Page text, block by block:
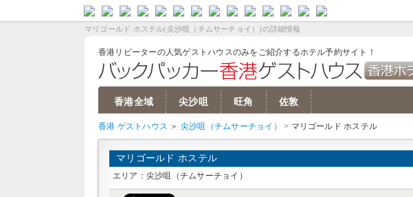
マリゴールド ホステル(尖沙咀（チムサーチョイ）)の詳細情報
香港リピーターの人気ゲストハウスのみをご紹介するホテル予約サイト！
香港全域 尖沙咀 旺角 佐敦
香港 ゲストハウス ＞ 尖沙咀（チムサーチョイ） > マリゴールド ホステル
マリゴールド ホステル
エリア：尖沙咀（チムサーチョイ）
バーツ 両替
バンコク ホテル
パタヤ ホテル
バンコクリピーターブログ
バンコク ゲストハウス/安宿
ソウル ゲストハウス
ソウル ホテル
韓国ウォン 両替
香港ドル 両替
香港 ホテル
マカオ ホテル
香港 ゲストハウス
シンガポールドル 両替
シンガポール ホテル
台湾ドル 両替
台北 ホテル
ベトナム ホテル
ベトナム ゲストハウス
ミャンマー 両替
ヤンゴン ホテル
ペソ 両替
マニラ ホテル
ボラカイ ホテル
ボホール ホテル
セブ ホテル
ルピア 両替
バリ島 ホテル
ジャカルタ ホテル
カトマンズ ホテル
インド ホテル
カンボジア ホテル
クアラルンプール ホテル
オーストラリア ホテル
ニュージーランド ホテル
中国 ホテル
上海 ホテル
北京 ホテル
バンコク ゲストハウス/安宿
ソウル ゲストハウス
香港 ゲストハウス
ベトナム ゲストハウス
カンボジア ゲストハウス
ラオス ゲストハウス
マレーシア ゲストハウス
ミャンマー ゲストハウス
モルディブ ホテル
ドバイ ホテル
グアム ホテル
ハワイ ホテル
ニューヨーク ホテル